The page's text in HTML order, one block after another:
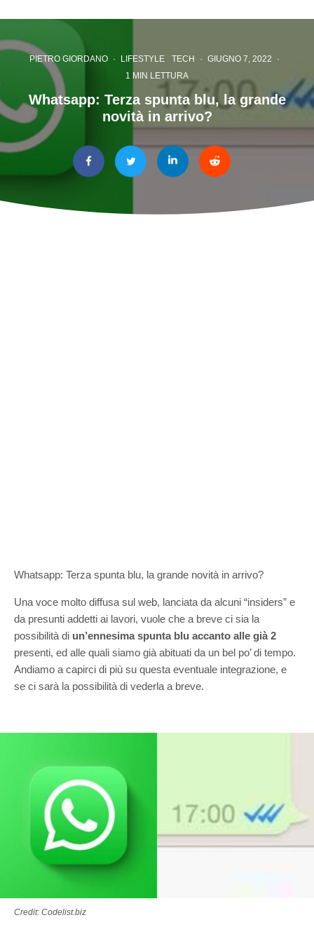
PIETRO GIORDANO · LIFESTYLE TECH · GIUGNO 7, 2022
·
1 MIN LETTURA
Whatsapp: Terza spunta blu, la grande
novità in arrivo?
Whatsapp: Terza spunta blu, la grande novità in arrivo?
Una voce molto diffusa sul web, lanciata da alcuni “insiders” e
da presunti addetti ai lavori, vuole che a breve ci sia la
possibilità di un’ennesima spunta blu accanto alle già 2
presenti, ed alle quali siamo già abituati da un bel po’ di tempo.
Andiamo a capirci di più su questa eventuale integrazione, e
se ci sarà la possibilità di vederla a breve.
Credit: Codelist.biz